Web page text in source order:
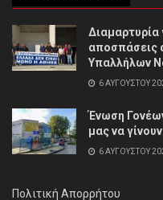
Διαμαρτυρία
αποσπάσεις
Υπαλλήλων
6 ΑΥΓΟΎΣΤΟΥ
Ένωση
μας να
6 ΑΥΓΟΎΣΤΟΥ
Πολιτική Απορρήτου